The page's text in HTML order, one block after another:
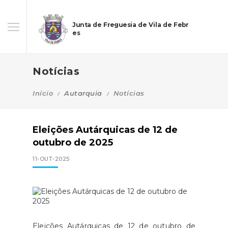
Junta de Freguesia de Vila de Febr
es
Notícias
Início Autarquia Notícias
Eleições Autárquicas de 12 de
outubro de 2025
11-OUT-2025
Eleições Autárquicas de 12 de outubro de